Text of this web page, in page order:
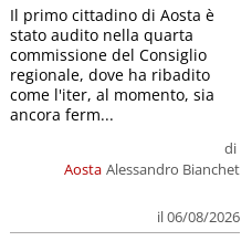
Aosta
di
Alessandro Bianchet
il 06/08/2026
Il primo cittadino di Aosta è
stato audito nella quarta
commissione del Consiglio
regionale, dove ha ribadito
come l'iter, al momento, sia
ancora ferm...